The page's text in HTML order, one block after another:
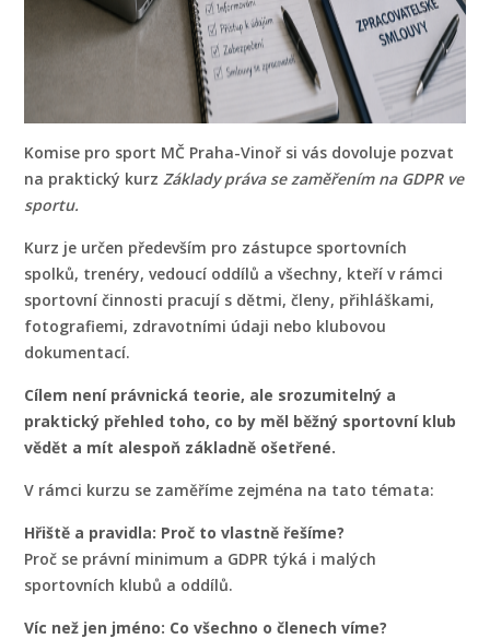
Komise pro sport MČ Praha-Vinoř si vás dovoluje pozvat
na praktický kurz Základy práva se zaměřením na GDPR ve
sportu.
Kurz je určen především pro zástupce sportovních
spolků, trenéry, vedoucí oddílů a všechny, kteří v rámci
sportovní činnosti pracují s dětmi, členy, přihláškami,
fotografiemi, zdravotními údaji nebo klubovou
dokumentací.
Cílem není právnická teorie, ale srozumitelný a
praktický přehled toho, co by měl běžný sportovní klub
vědět a mít alespoň základně ošetřené.
V rámci kurzu se zaměříme zejména na tato témata:
Hřiště a pravidla: Proč to vlastně řešíme?
Proč se právní minimum a GDPR týká i malých
sportovních klubů a oddílů.
Víc než jen jméno: Co všechno o členech víme?